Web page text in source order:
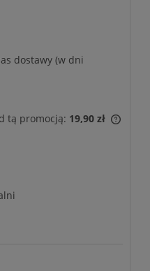
dostawy (w dni
tą promocją: 19,90 zł